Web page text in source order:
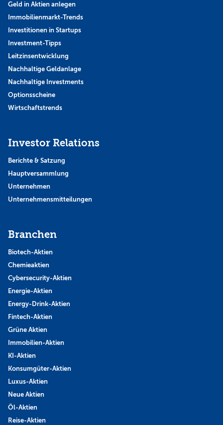
Geld in Aktien anlegen
Immobilienmarkt-Trends
Investitionen in Startups
Investment-Tipps
Leitzinsentwicklung
Nachhaltige Geldanlage
Nachhaltige Investments
Optionsscheine
Wirtschaftstrends
Investor Relations
Berichte & Satzung
Hauptversammlung
Unternehmen
Unternehmensmitteilungen
Branchen
Biotech-Aktien
Chemieaktien
Cybersecurity-Aktien
Energie-Aktien
Energy-Drink-Aktien
Fintech-Aktien
Grüne Aktien
Immobilien-Aktien
KI-Aktien
Konsumgüter-Aktien
Luxus-Aktien
Neue Aktien
Öl-Aktien
Reise-Aktien